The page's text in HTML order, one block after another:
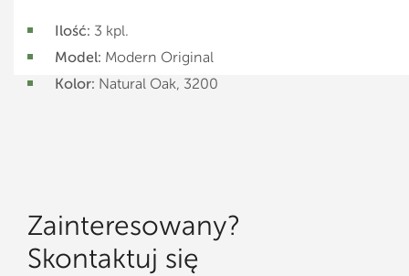
Ilość: 3 kpl.
Model: Modern Original
Kolor: Natural Oak, 3200
Zainteresowany?
Skontaktuj się